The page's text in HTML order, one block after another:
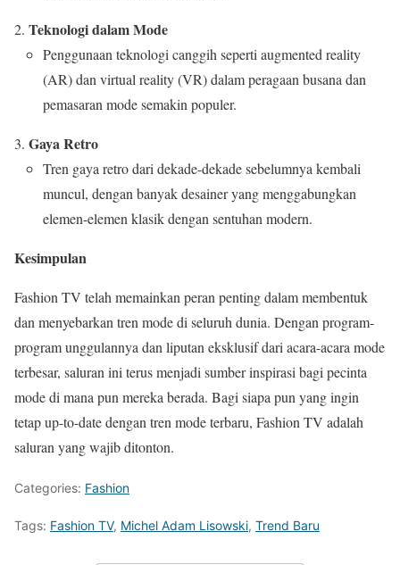
Teknologi dalam Mode
Penggunaan teknologi canggih seperti augmented reality
(AR) dan virtual reality (VR) dalam peragaan busana dan
pemasaran mode semakin populer.
Gaya Retro
Tren gaya retro dari dekade-dekade sebelumnya kembali
muncul, dengan banyak desainer yang menggabungkan
elemen-elemen klasik dengan sentuhan modern.
Kesimpulan
Fashion TV telah memainkan peran penting dalam membentuk
dan menyebarkan tren mode di seluruh dunia. Dengan program-
program unggulannya dan liputan eksklusif dari acara-acara mode
terbesar, saluran ini terus menjadi sumber inspirasi bagi pecinta
mode di mana pun mereka berada. Bagi siapa pun yang ingin
tetap up-to-date dengan tren mode terbaru, Fashion TV adalah
saluran yang wajib ditonton.
Categories: Fashion
Tags: Fashion TV, Michel Adam Lisowski, Trend Baru